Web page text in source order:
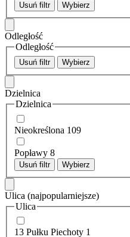
Usuń filtr Wybierz
Odległość
Odległość
Usuń filtr Wybierz
Dzielnica
Dzielnica
Nieokreślona 109
Popławy 8
Usuń filtr Wybierz
Ulica (najpopularniejsze)
Ulica
13 Pułku Piechoty 1